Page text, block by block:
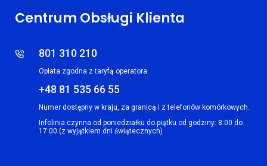
Centrum Obsługi Klienta
801 310 210
Opłata zgodna z taryfą operatora
+48 81 535 66 55
Numer dostępny w kraju, za granicą i z telefonów komórkowych.
Infolinia czynna od poniedziałku do piątku od godziny: 8:00 do
17:00 (z wyjątkiem dni świątecznych)